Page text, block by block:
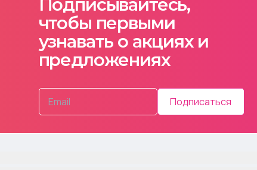
Подписывайтесь,
чтобы первыми
узнавать о акциях и
предложениях
Подписаться